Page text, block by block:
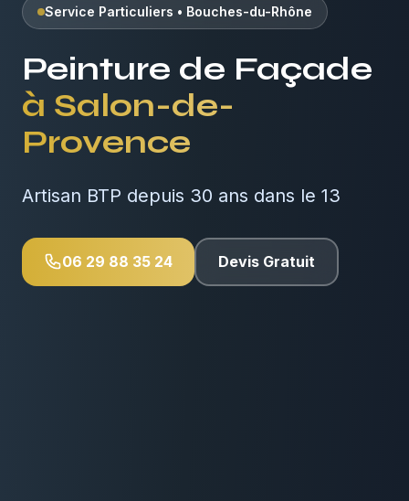
Service Particuliers • Bouches-du-Rhône
Peinture de Façade
à Salon-de-
Provence
Artisan BTP depuis 30 ans dans le 13
06 29 88 35 24 Devis Gratuit